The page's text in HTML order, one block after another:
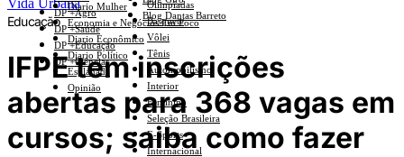
Olimpíadas
Basquete
Vôlei
Tênis
Automobilismo
Interior
Feminino
Seleção Brasileira
E-Sports
Internacional
DP +Agro
DP +Saúde
DP +Educação
DP +Ciências
Diario Mulher
Economia e Negócios Em Foco
Diario Econômico
Diario Político
Esplanada
Opinião
Blog Dantas Barreto
Vida Urbana
Educação
IFPE tem inscrições
abertas para 368 vagas em
cursos; saiba como fazer